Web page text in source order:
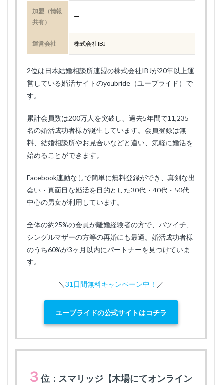
加盟（情報
共有）
ー
運営会社 株式会社IBJ
2位は日本結婚相談所連盟の株式会社IBJが20年以上運
営している婚活サイトのyoubride（ユーブライド）で
す。
累計会員数は200万人を突破し、過去5年間で11,235
名の婚活成功者様が誕生しています。会員登録は無
料、結婚相談所やお見合いなどと違い、気軽に婚活を
始めることができます。
Facebook連動なしで簡単に無料登録ができ、真剣な出
会い・真面目な婚活を目的とした30代・40代・50代
中心の男女が利用しています。
全体の約25%の会員が離婚経験者の方で、バツイチ、
シングルマザーの方等の再婚にも最適。婚活成功者様
のうち60%が3ヶ月以内にパートナーを見つけていま
す。
＼ 31日間無料キャンペーン中！ ／
ユーブライドの公式サイトはコチラ
３ 位：スマリッジ【木場にてオンライン